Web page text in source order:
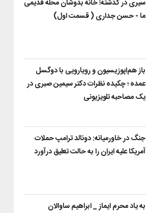
سیری در گذشته! خانه بدوشان محله قدیمی
ما - حسن جداری ( قسمت اول)
باز هم‌اپوزیسیون‌ و رویارویی با ‌دو‌گسل
عمده ؛ چکیده نظرات دکتر سیمین صبری در
یک مصاحبه تلویزیونی
جنگ در خاورمیانه: دونالد ترامپ حملات
آمریکا علیه ایران را به حالت تعلیق درآورد
به یاد محرم ایماز _ ابراهیم ساوالان